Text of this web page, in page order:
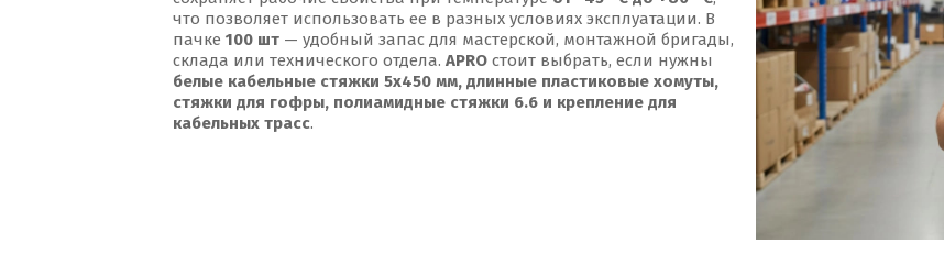
что позволяет использовать ее в разных условиях эксплуатации. В
пачке 100 шт — удобный запас для мастерской, монтажной бригады,
склада или технического отдела. APRO стоит выбрать, если нужны
белые кабельные стяжки 5x450 мм, длинные пластиковые хомуты,
стяжки для гофры, полиамидные стяжки 6.6 и крепление для
кабельных трасс.